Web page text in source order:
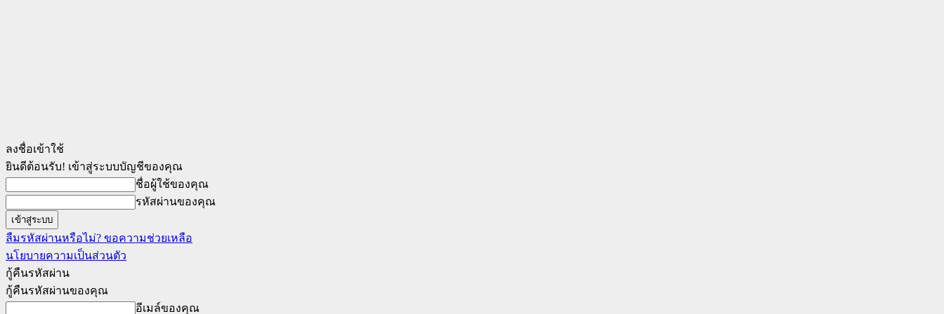
ลงชื่อเข้าใช้
ยินดีต้อนรับ! เข้าสู่ระบบบัญชีของคุณ
ชื่อผู้ใช้ของคุณ
รหัสผ่านของคุณ
ลืมรหัสผ่านหรือไม่? ขอความช่วยเหลือ
นโยบายความเป็นส่วนตัว
กู้คืนรหัสผ่าน
กู้คืนรหัสผ่านของคุณ
อีเมล์ของคุณ